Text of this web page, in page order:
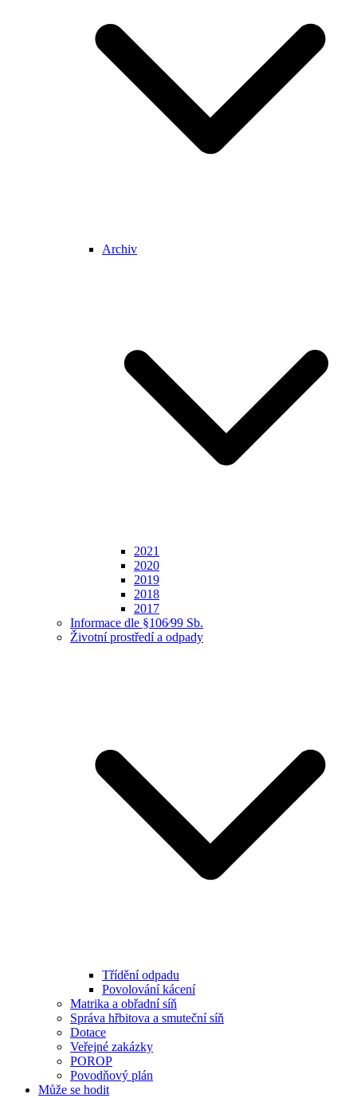
Archiv
2021
2020
2019
2018
2017
Informace dle §106⁄99 Sb.
Životní prostředí a odpady
Třídění odpadu
Povolování kácení
Matrika a obřadní síň
Správa hřbitova a smuteční síň
Dotace
Veřejné zakázky
POROP
Povodňový plán
Může se hodit